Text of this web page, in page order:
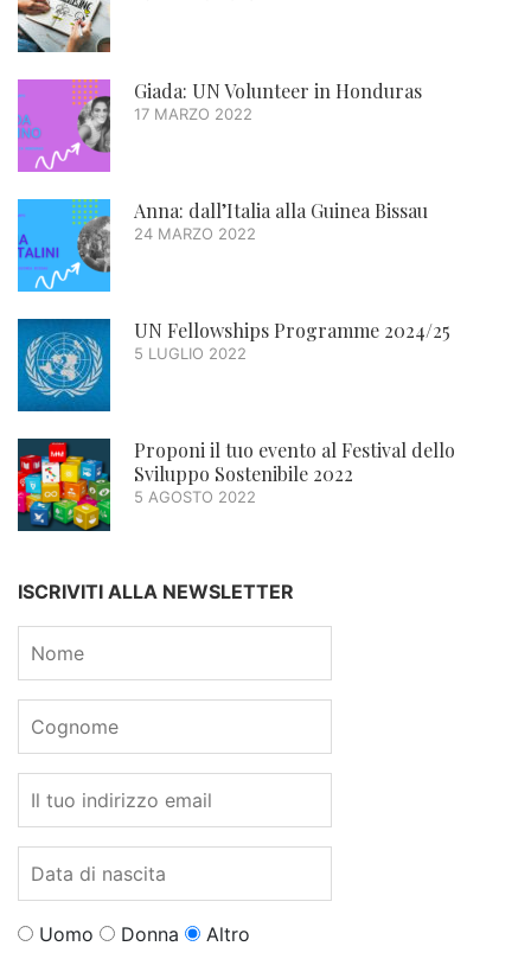
Giada: UN Volunteer in Honduras
17 MARZO 2022
Anna: dall’Italia alla Guinea Bissau
24 MARZO 2022
UN Fellowships Programme 2024/25
5 LUGLIO 2022
Proponi il tuo evento al Festival dello
Sviluppo Sostenibile 2022
5 AGOSTO 2022
ISCRIVITI ALLA NEWSLETTER
Uomo Donna Altro